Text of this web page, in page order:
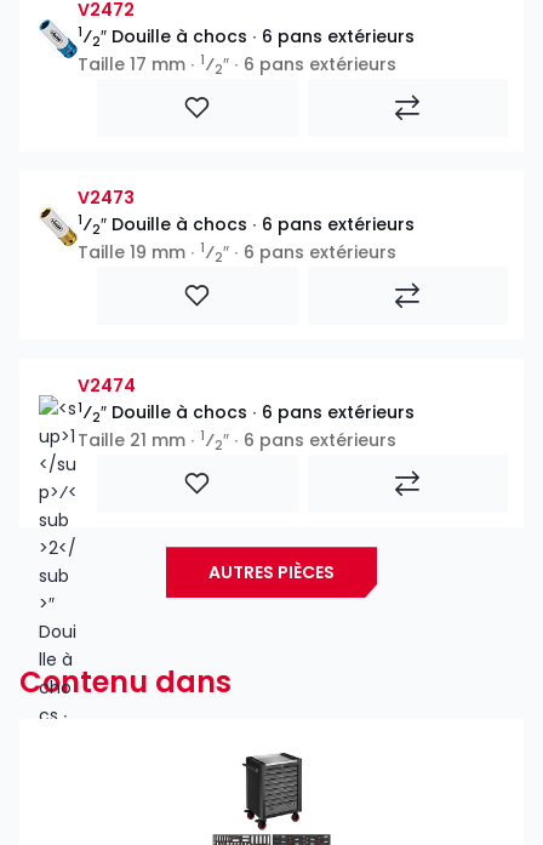
V2472
1⁄2″ Douille à chocs ∙ 6 pans extérieurs
Taille 17 mm ∙ 1⁄2″ ∙ 6 pans extérieurs
V2473
1⁄2″ Douille à chocs ∙ 6 pans extérieurs
Taille 19 mm ∙ 1⁄2″ ∙ 6 pans extérieurs
V2474
1⁄2″ Douille à chocs ∙ 6 pans extérieurs
Taille 21 mm ∙ 1⁄2″ ∙ 6 pans extérieurs
AUTRES PIÈCES
Contenu dans